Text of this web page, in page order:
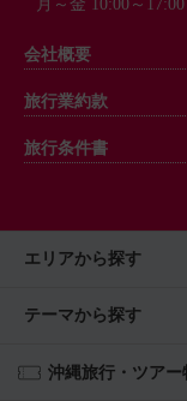
月～金 10:00～
会社概要
旅行業約款
旅行条件書
エリアから探す
テーマから探す
沖縄旅行・ツアー